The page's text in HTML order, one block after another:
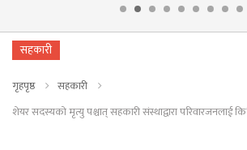
सहकारी
गृहपृष्ठ
सहकारी
शेयर सदस्यको मृत्यु पश्चात् सहकारी संस्थाद्वारा परिवारजनलाई